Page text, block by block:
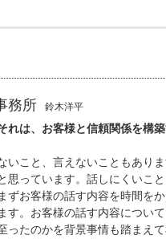
務所 鈴木洋平
れは、お客様と信頼関係を構築
いこと、言えないこともあり
思っています。話しにくいこ
ずお客様の話す内容を時間を
す。お客様の話す内容につい
ったのかを背景事情も踏まえ